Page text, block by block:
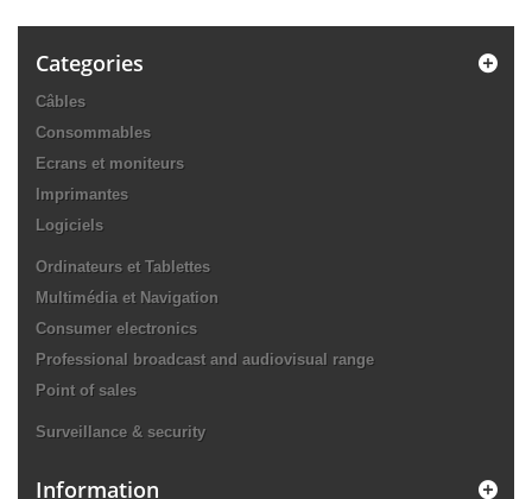
Categories
Câbles
Consommables
Ecrans et moniteurs
Imprimantes
Logiciels
Ordinateurs et Tablettes
Multimédia et Navigation
Consumer electronics
Professional broadcast and audiovisual range
Point of sales
Surveillance & security
Information